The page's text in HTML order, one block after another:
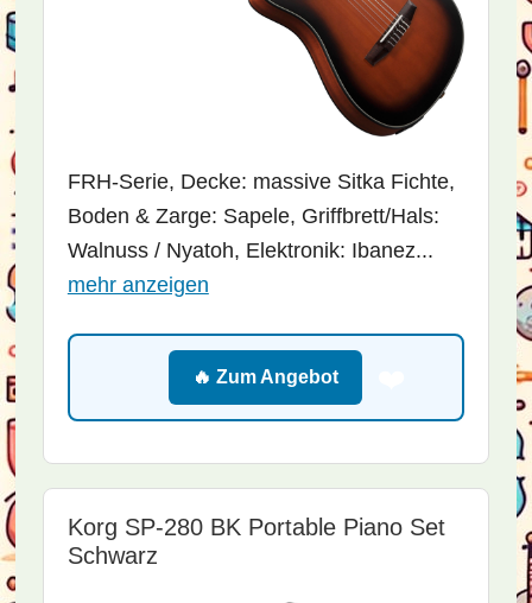
FRH-Serie, Decke: massive Sitka Fichte,
Boden & Zarge: Sapele, Griffbrett/Hals:
Walnuss / Nyatoh, Elektronik: Ibanez...
mehr anzeigen
🔥 Zum Angebot
Korg SP-280 BK Portable Piano Set
Schwarz